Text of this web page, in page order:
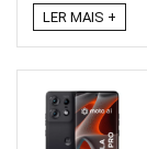
LER MAIS +